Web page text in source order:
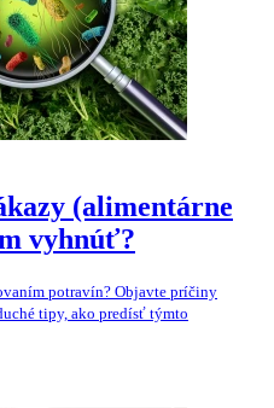
(alimentárne
vyhnúť?
potravín? Objavte príčiny
tipy, ako predísť týmto